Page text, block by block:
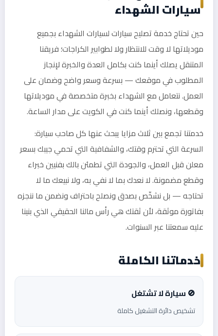
سيارات الشهداء
حين تحتاج خدمة تصليح سيارات لسيارات الشهداء بجميع
موديلاتها لا وقت للانتظار ولا لطوابير الكراجات؛ فريقنا
المتنقل يصلك أينما كنت بكامل العدة والخبرة لإنجاز
المطلوب في موقعك — بسرعة وسعر واضح وضمان على
العمل. نتعامل مع الشهداء بخبرة متخصصة في موديلاتها
وقطعها، ونصلك أينما كنت في الكويت على مدار الساعة.
خدمتنا تجمع بين ثلاث مزايا يبحث عنها كل صاحب سيارة:
السرعة التي تحترم وقتك، والشفافية التي تحمي جيبك بسعر
معلن قبل العمل، والجودة التي تطمئن بالك بفنيين خبراء
وقطع مضمونة. لا نعدك بما لا نفي به، ولا نبيعك ما لا
تحتاجه — بل نشخّص بصدق ونصلح باحتراف ونضمن ما ننجزه
بفاتورة موثقة، لأن ثقتك هي رأس مالنا الحقيقي الذي بنينا
عليه سمعتنا عبر السنوات.
خدماتنا الكاملة
🚫 سيارة لا تشتغل
تشخيص دائرة التشغيل كاملة